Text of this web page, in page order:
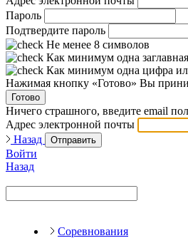
Пароль
Подтвердите пароль
Не менее 8 символов
Как минимум одна
Как минимум одна цифра
Нажимая кнопку «Готово» Вы
Готово
Ничего страшного, введите email
Адрес электронной почты
Назад
Отправить
Войти
Назад
Соревнования